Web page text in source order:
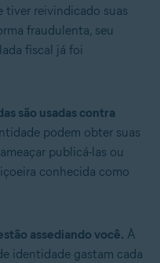
tiver reivindicado suas
fraudulenta, seu
fiscal já foi
são usadas contra
podem obter suas
publicá-las ou
conhecida como
assediando você. À
identidade gastam cada